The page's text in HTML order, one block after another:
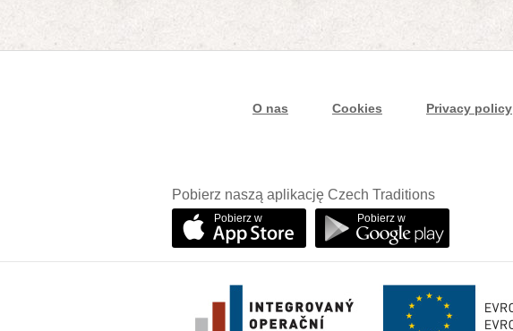
O nas Cookies Privacy policy
Pobierz naszą aplikację Czech Traditions
Pobierz w Pobierz w